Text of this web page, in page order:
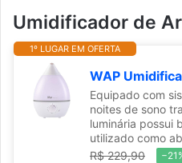
Umidificador de Ar
1º LUGAR EM OFERTA
Equipado com
noites de sono
luminária possui
utilizado como
R$ 229,90